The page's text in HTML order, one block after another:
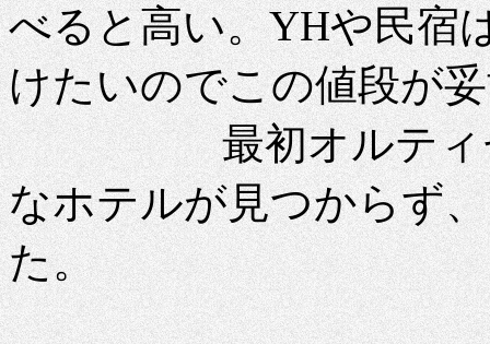
べると高い。YHや民宿
けたいのでこの値段が
最初オルティセイ
なホテルが見つからず
た。